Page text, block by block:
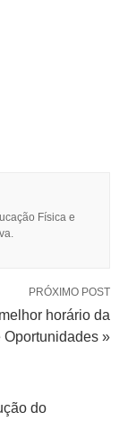
Física e
PRÓXIMO POST
horário da
Oportunidades »
do